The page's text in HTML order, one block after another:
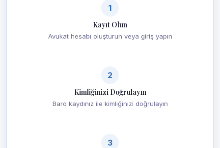
1
Kayıt Olun
Avukat hesabı oluşturun veya giriş yapın
2
Kimliğinizi Doğrulayın
Baro kaydınız ile kimliğinizi doğrulayın
3